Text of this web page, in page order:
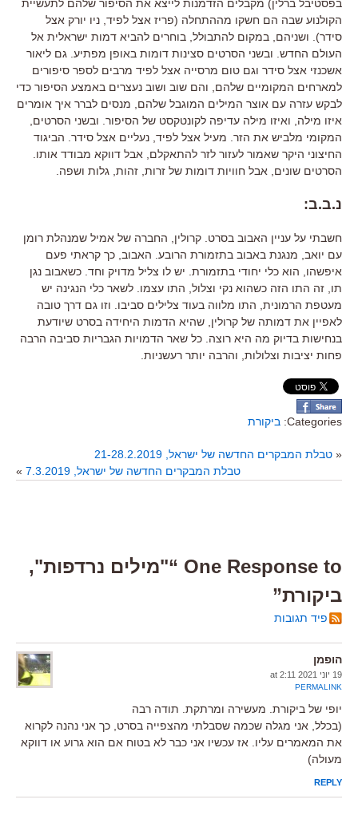
בפסטיבל ברלין) מקבלים הזדמנות לייצא את הסיפור שלהם לתעשיית
הקולנוע שבה הם חשקו מההתחלה (פריז אצל לפיד, ניו יורק אצל
סידר). ושניהם, במקום להתבולל, בוחרים להביא דמות ישראלית אל
העולם החדש. ובשני הסרטים סצינות דומות באופן מפתיע. גם ליאור
אשכנזי אצל סידר וגם טום מרסייה אצל לפיד מרבים לספר סיפורים
למארחים המקומיים שלהם, והם שוב ושוב נעצרים באמצע הסיפור כדי
לבקש עזרה עם אוצר המילים המוגבל שלהם, מנסים לברר איך אומרים
איזו מילה, ואיזו מילה עדיפה לקונטקסט של הסיפור. ובשני הסרטים,
המקומי מלביש את הזר. מעיל אצל לפיד, נעליים אצל סידר. הביגוד
החיצוני היקר שאמור לעזור לזר להתאקלם, אבל דווקא מבודד אותו.
הסרטים שונים, אבל חוויות דומות של זרות, זהות, גלות ושפה.
נ.ב.ב:
חשבתי על עניין האבוב בסרט. קרולין, החברה של אמיל שמנהלת רומן
עם יואב, מנגנת באבוב בתזמורת הרובע. האבוב, כך קראתי פעם
איפשהו, הוא כלי יחודי בתזמורת. יש לו צליל מדויק וחד. כשאבוב נגן
תו, זה התו הזה כשהוא נקי וצלול, התו עצמו. לשאר כלי הנגינה יש
מעטפת הרמונית, התו מלווה בעוד צלילים סביבו. וזו גם דרך טובה
לאפיין את דמותה של קרולין, שהיא הדמות היחידה בסרט שיודעת
בנחישות בדיוק מה היא רוצה. כל שאר הדמויות הגבריות סביבה הרבה
פחות יציבות וצלולות, והרבה יותר רעשניות.
Categories: ביקורת
« טבלת המבקרים החדשה של ישראל, 21-28.2.2019
טבלת המבקרים החדשה של ישראל, 7.3.2019
»
One Response to “"מילים נרדפות",
ביקורת”
פיד תגובות
הופמן
19 יוני 2021 at 2:11
PERMALINK
יופי של ביקורת. מעשירה ומרתקת. תודה רבה
(בכלל, אני מגלה שכמה שסבלתי מהצפייה בסרט, כך אני נהנה לקרוא
את המאמרים עליו. אז עכשיו אני כבר לא בטוח אם הוא גרוע או דווקא
מעולה)
REPLY